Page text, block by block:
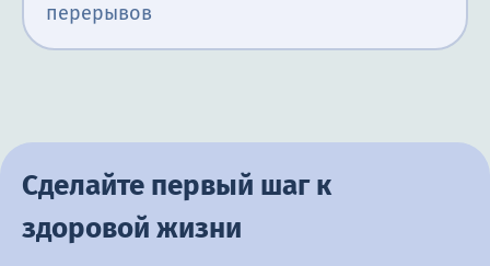
перерывов
Сделайте первый шаг к
здоровой жизни